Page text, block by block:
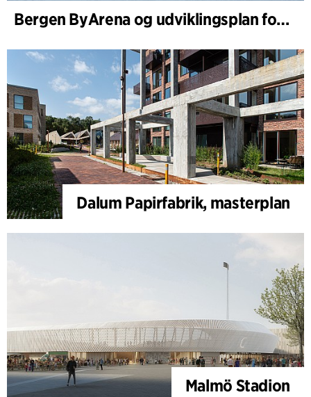
Bergen ByArena og udviklingsplan for Nygårdstangen
Dalum Papirfabrik, masterplan
Malmö Stadion